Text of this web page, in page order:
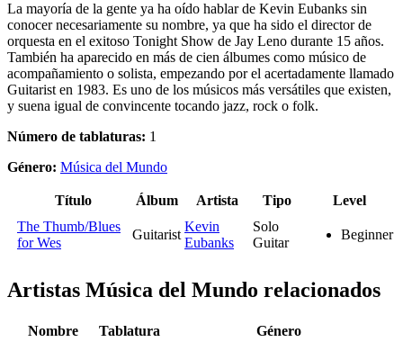
La mayoría de la gente ya ha oído hablar de Kevin Eubanks sin
conocer necesariamente su nombre, ya que ha sido el director de
orquesta en el exitoso Tonight Show de Jay Leno durante 15 años.
También ha aparecido en más de cien álbumes como músico de
acompañamiento o solista, empezando por el acertadamente llamado
Guitarist en 1983. Es uno de los músicos más versátiles que existen,
y suena igual de convincente tocando jazz, rock o folk.
Número de tablaturas: 1
Género: Música del Mundo
Título Álbum Artista Tipo
Level
The Thumb/Blues
for Wes
Guitarist
Kevin
Eubanks
Solo
Guitar
Beginner
Artistas Música del Mundo relacionados
Nombre Tablatura
Género